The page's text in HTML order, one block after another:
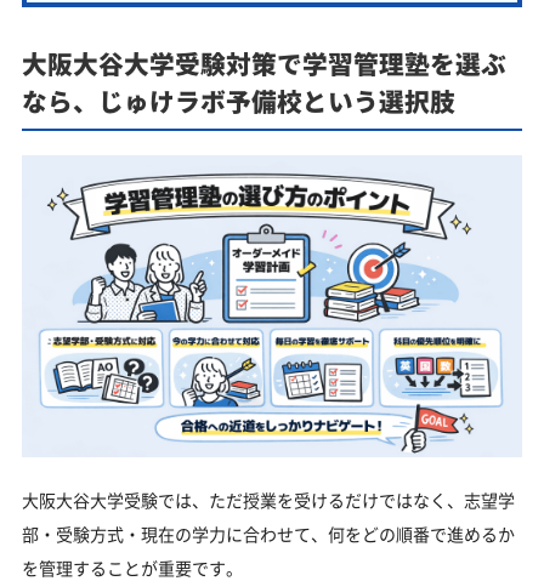
大阪大谷大学受験対策で学習管理塾を選ぶ
なら、じゅけラボ予備校という選択肢
大阪大谷大学受験では、ただ授業を受けるだけではなく、志望学
部・受験方式・現在の学力に合わせて、何をどの順番で進めるか
を管理することが重要です。